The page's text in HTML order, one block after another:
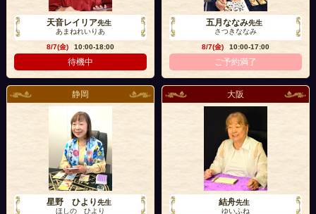
天音レイリア先生
あまねれいりあ
8/7(金)
10:00-18:00
待機中
五月ななみ先生
さつきななみ
8/7(金)
10:00-17:00
ご予約満了
静岡
星野 ひより先生
ほしの ひより
大阪
結舟先生
ゆいふね